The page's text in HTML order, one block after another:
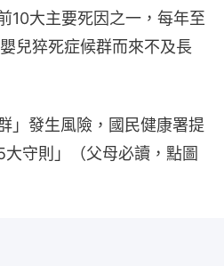
10大主要死因之一，每年至
兒猝死症候群而來不及長
」發生風險，國民健康署提
守則」（父母必讀，點圖